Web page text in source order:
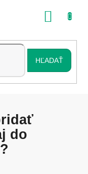
HĽADAŤ
do